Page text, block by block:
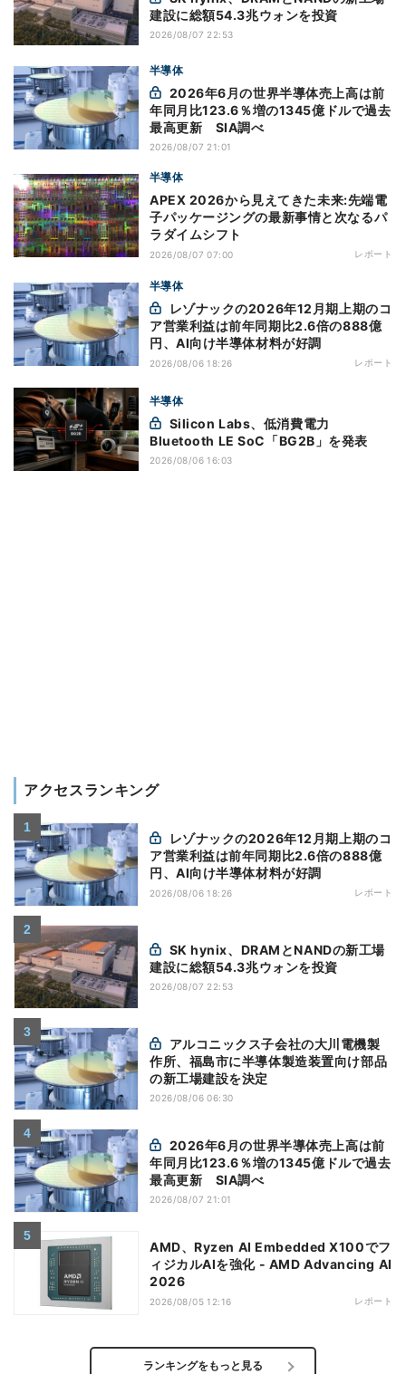
建設に総額54.3兆ウォンを投資
2026/08/07 22:53
半導体
年同月比123.6％増の1345億ドルで過去
最高更新 SIA調べ
2026/08/07 21:01
半導体
APEX 2026から見えてきた未来:先端電
子パッケージングの最新事情と次なるパ
ラダイムシフト
2026/08/07 07:00 レポート
半導体
ア営業利益は前年同期比2.6倍の888億
円、AI向け半導体材料が好調
2026/08/06 18:26 レポート
半導体
Bluetooth LE SoC「BG2B」を発表
2026/08/06 16:03
アクセスランキング
ア営業利益は前年同期比2.6倍の888億
円、AI向け半導体材料が好調
2026/08/06 18:26 レポート
建設に総額54.3兆ウォンを投資
2026/08/07 22:53
作所、福島市に半導体製造装置向け部品
の新工場建設を決定
2026/08/06 06:30
年同月比123.6％増の1345億ドルで過去
最高更新 SIA調べ
2026/08/07 21:01
AMD、Ryzen AI Embedded X100でフ
ィジカルAIを強化 - AMD Advancing AI
2026
2026/08/05 12:16 レポート
ランキングをもっと見る